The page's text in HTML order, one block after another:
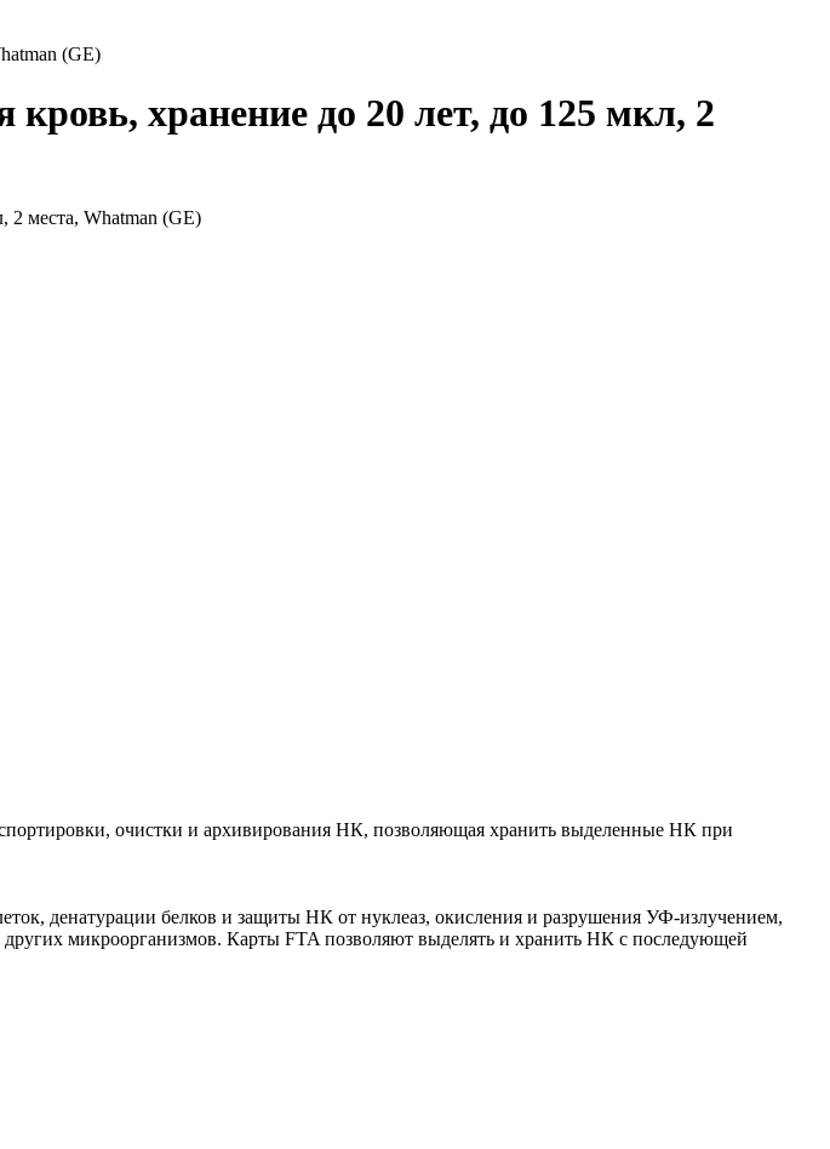
(GE)
хранение до 20 лет, до 125 мкл, 2
очистки и архивирования НК, позволяющая хранить выделенные НК при
денатурации белков и защиты НК от нуклеаз, окисления и разрушения УФ-излучением,
микроорганизмов. Карты FTA позволяют выделять и хранить НК с последующей